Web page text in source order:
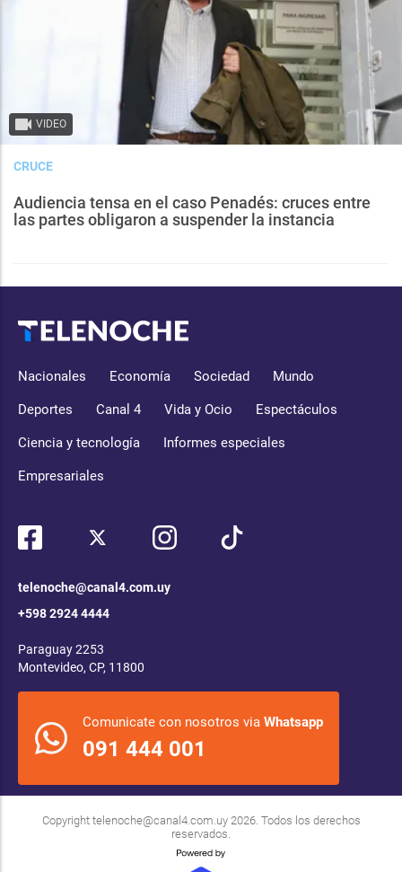
VIDEO
CRUCE
Audiencia tensa en el caso Penadés: cruces entre
las partes obligaron a suspender la instancia
Nacionales Economía Sociedad Mundo
Deportes Canal 4 Vida y Ocio Espectáculos
Ciencia y tecnología Informes especiales
Empresariales
telenoche@canal4.com.uy
+598 2924 4444
Paraguay 2253
Montevideo, CP, 11800
Comunicate con nosotros via Whatsapp
091 444 001
Copyright telenoche@canal4.com.uy2026. Todos los derechos
reservados.